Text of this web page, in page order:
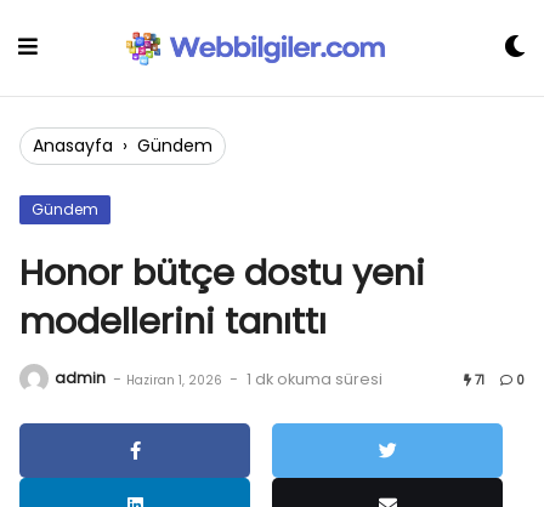
Anasayfa › Gündem
Gündem
Honor bütçe dostu yeni
modellerini tanıttı
admin - Haziran 1, 2026 - 1 dk okuma süresi 71 0